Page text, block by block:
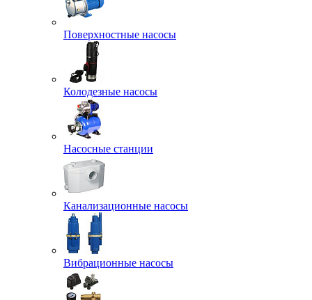
Поверхностные насосы
Колодезные насосы
Насосные станции
Канализационные насосы
Вибрационные насосы